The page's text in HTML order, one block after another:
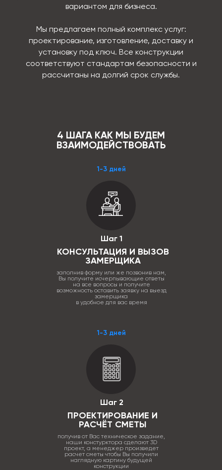
вариантом для бизнеса.
Мы предлагаем полный комплекс услуг:
проектирование, изготовление, доставку и
установку под ключ. Все конструкции
соответствуют стандартам безопасности и
рассчитаны на долгий срок службы.
4 ШАГА КАК МЫ БУДЕМ
ВЗАИМОДЕЙСТВОВАТЬ
1-3 дней
Шаг 2
ПРОЕКТИРОВАНИЕ И
РАСЧЁТ СМЕТЫ
получив от Вас техническое задание,
наши констурктора сделают 3D
проект, а менеджер произведет
расчет сметы чтобы Вы получили
наглядную картину будущей
конструкции
1-3 дней
Шаг 1
КОНСУЛЬТАЦИЯ И ВЫЗОВ
ЗАМЕРЩИКА
заполнив форму или же позвонив нам,
Вы получите исчерпывающие ответы
на все вопросы и получите
возможность оставить заявку на выезд
замерщика
в удобное для вас время